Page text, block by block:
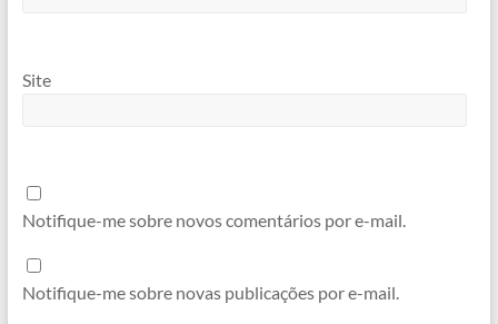
Site
Notifique-me sobre novos comentários por e-mail.
Notifique-me sobre novas publicações por e-mail.